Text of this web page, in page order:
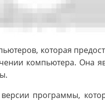
которая
компьютера. Она
программы,